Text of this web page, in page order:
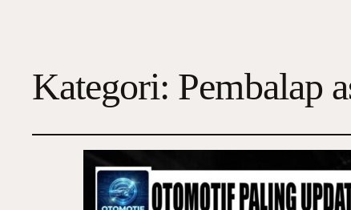
Kategori: Pembalap